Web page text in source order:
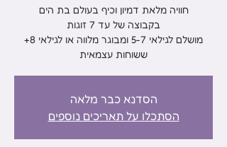
מושלם לגילאי 5-7 ומבוגר מלווה או לגילאי 8+
ששוחות עצמאית
הסדנא כבר מלאה
הסתכלו על תאריכים נוספים